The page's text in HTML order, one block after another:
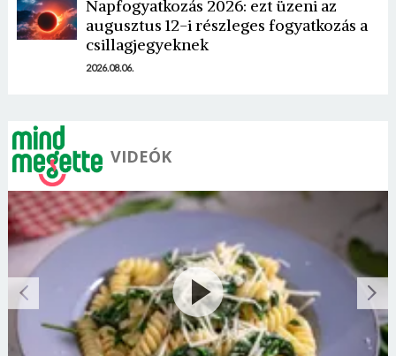
Napfogyatkozás 2026: ezt üzeni az
augusztus 12-i részleges fogyatkozás a
csillagjegyeknek
2026.08.06.
VIDEÓK